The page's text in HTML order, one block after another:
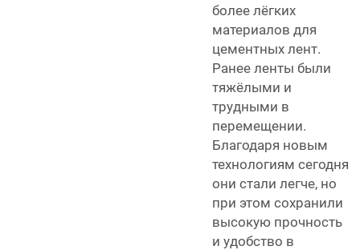
более лёгких
материалов для
цементных лент.
Ранее ленты были
тяжёлыми и
трудными в
перемещении.
Благодаря новым
технологиям сегодня
они стали легче, но
при этом сохранили
высокую прочность
и удобство в